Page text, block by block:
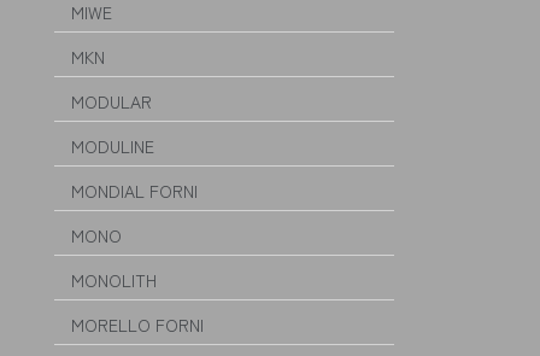
MIWE
MKN
MODULAR
MODULINE
MONDIAL FORNI
MONO
MONOLITH
MORELLO FORNI